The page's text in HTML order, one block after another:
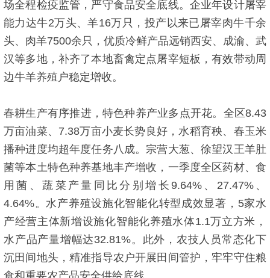
场全程检疫监管，严守食品安全底线。企业年设计屠宰
能力达牛2万头、羊16万只，投产以来已屠宰肉牛千余
头、肉羊7500余只，优质冷鲜产品远销西安、成渝、武
汉等多地，补齐了本地畜禽定点屠宰短板，有效带动周
边牛羊养殖户稳定增收。
春耕生产有序推进，特色种养产业多点开花。全区8.43
万亩油菜、7.38万亩小麦长势良好，水稻育秧、春玉米
播种进度均超年度任务八成。宗营大葱、徐望汉王羊肚
菌等本土特色种养基地丰产增收，一季度全区药材、食
用菌、蔬菜产量同比分别增长9.64%、27.47%、
4.64%。水产养殖设施化智能化转型成效显著，5家水
产经营主体新增设施化智能化养殖水体1.1万立方米，
水产品产量增幅达32.81%。此外，农技人员常态化下
沉田间地头，精准指导农户开展田间管护，牢牢守住粮